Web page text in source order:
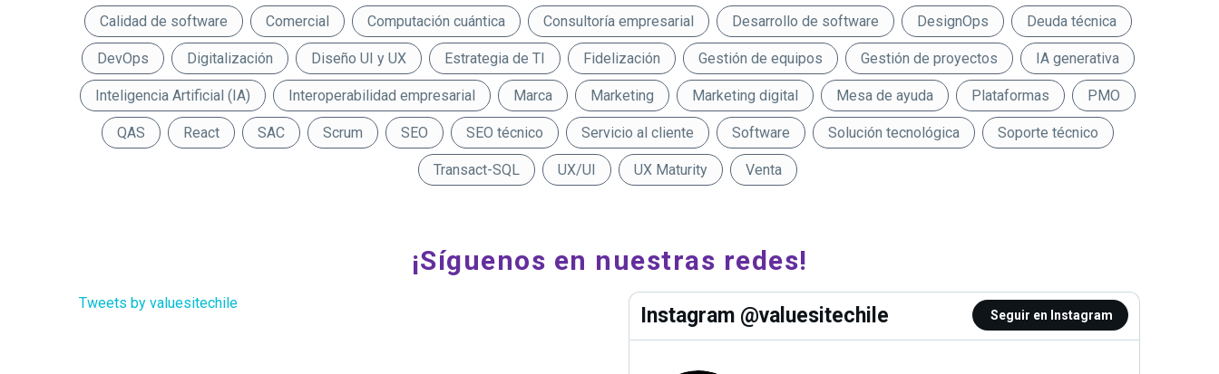
Calidad de software Comercial Computación cuántica Consultoría empresarial Desarrollo de software DesignOps Deuda técnica
DevOps Digitalización Diseño UI y UX Estrategia de TI Fidelización Gestión de equipos Gestión de proyectos IA generativa
Inteligencia Artificial (IA) Interoperabilidad empresarial Marca Marketing Marketing digital Mesa de ayuda Plataformas PMO
QAS React SAC Scrum SEO SEO técnico Servicio al cliente Software Solución tecnológica Soporte técnico
Transact-SQL UX/UI UX Maturity Venta
¡Síguenos en nuestras redes!
Tweets by valuesitechile
Instagram @valuesitechile Seguir en Instagram